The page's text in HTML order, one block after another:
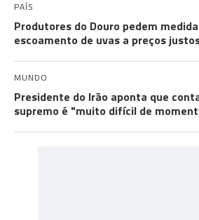
PAÍS
Produtores do Douro pedem
escoamento de uvas a preços
MUNDO
Presidente do Irão aponta que
supremo é "muito difícil de